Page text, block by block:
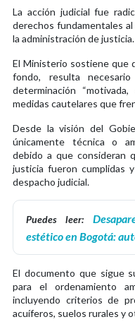
La acción judicial fue
derechos fundamentales
la administración de justicia.
El Ministerio sostiene que
fondo, resulta
determinación
medidas cautelares que
Desde la visión del
únicamente técnica o
debido a que consideran
justicia fueron cumplidas
despacho judicial.
Puedes leer:
estético en Bogotá:
El documento que sigue
para el ordenamiento
incluyendo criterios de
acuíferos, suelos rurales y